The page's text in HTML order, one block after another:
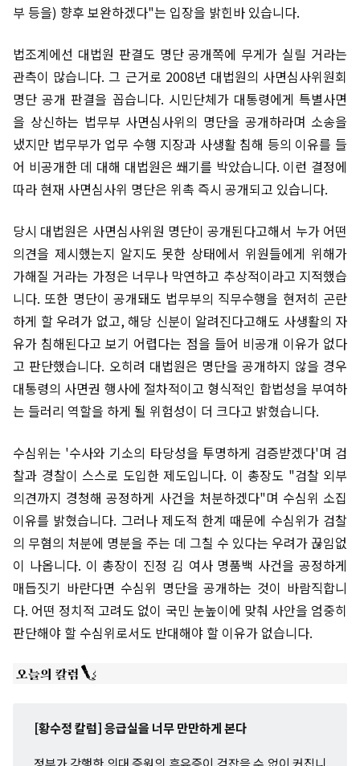
부 등을) 향후 보완하겠다"는 입장을 밝힌바 있습니다.
법조계에선 대법원 판결도 명단 공개쪽에 무게가 실릴 거라는
관측이 많습니다. 그 근거로 2008년 대법원의 사면심사위원회
명단 공개 판결을 꼽습니다. 시민단체가 대통령에게 특별사면
을 상신하는 법무부 사면심사위의 명단을 공개하라며 소송을
냈지만 법무부가 업무 수행 지장과 사생활 침해 등의 이유를 들
어 비공개한 데 대해 대법원은 쐐기를 박았습니다. 이런 결정에
따라 현재 사면심사위 명단은 위촉 즉시 공개되고 있습니다.
당시 대법원은 사면심사위원 명단이 공개된다고해서 누가 어떤
의견을 제시했는지 알지도 못한 상태에서 위원들에게 위해가
가해질 거라는 가정은 너무나 막연하고 추상적이라고 지적했습
니다. 또한 명단이 공개돼도 법무부의 직무수행을 현저히 곤란
하게 할 우려가 없고, 해당 신분이 알려진다고해도 사생활의 자
유가 침해된다고 보기 어렵다는 점을 들어 비공개 이유가 없다
고 판단했습니다. 오히려 대법원은 명단을 공개하지 않을 경우
대통령의 사면권 행사에 절차적이고 형식적인 합법성을 부여하
는 들러리 역할을 하게 될 위험성이 더 크다고 밝혔습니다.
수심위는 '수사와 기소의 타당성을 투명하게 검증받겠다'며 검
찰과 경찰이 스스로 도입한 제도입니다. 이 총장도 "검찰 외부
의견까지 경청해 공정하게 사건을 처분하겠다"며 수심위 소집
이유를 밝혔습니다. 그러나 제도적 한계 때문에 수심위가 검찰
의 무혐의 처분에 명분을 주는 데 그칠 수 있다는 우려가 끊임없
이 나옵니다. 이 총장이 진정 김 여사 명품백 사건을 공정하게
매듭짓기 바란다면 수심위 명단을 공개하는 것이 바람직합니
다. 어떤 정치적 고려도 없이 국민 눈높이에 맞춰 사안을 엄중히
판단해야 할 수심위로서도 반대해야 할 이유가 없습니다.
[황수정 칼럼] 응급실을 너무 만만하게 본다